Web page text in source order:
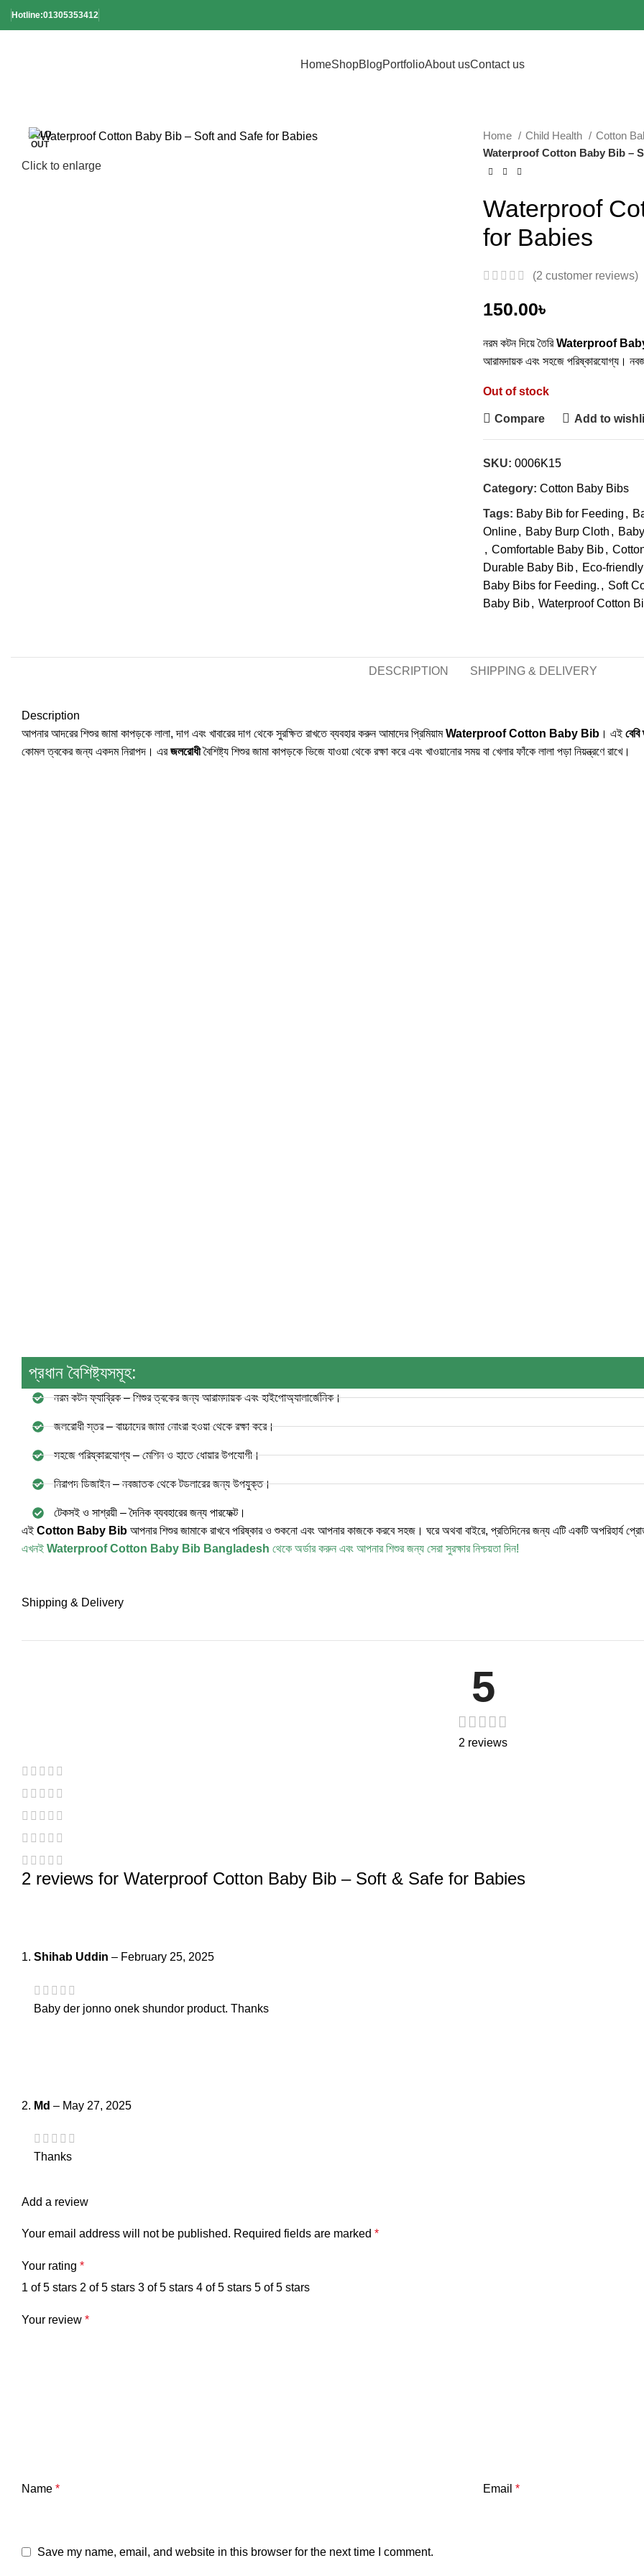
Hotline:01305353412
HomeShopBlogPortfolioAbout usContact us
SOLD
OUT
Click to enlarge
Home Child Health
Cotton
Waterproof Cotton Baby Bib –
Waterproof
for Babies
(2 customer reviews)
150.00৳
নরম কটন দিয়ে তৈরিWaterproof
আরামদায়ক এবং সহজে পরিষ্কারযোগ্য।
Out of stock
Compare Add to
SKU: 0006K15
Category: Cotton Baby Bibs
Tags: Baby Bib for Feeding ,
Online, Baby Burp Cloth ,
, Comfortable Baby Bib,
Durable Baby Bib, Eco-
Baby Bibs for Feeding. , Soft
Baby Bib, Waterproof Cotton
DESCRIPTION SHIPPING & DELIVERY
Description
আপনার আদরের শিশুর জামা কাপড়কে লালা, দাগ এবং খাবারের দাগ থেকে সুরক্ষিত রাখতে ব্যবহার করুন আমাদের প্রিমিয়ামWaterproof Cotton Baby Bib । এই
কোমল ত্বকের জন্য একদম নিরাপদ। এরজলরোধীবৈশিষ্ট্য শিশুর জামা কাপড়কে ভিজে যাওয়া থেকে রক্ষা করে এবং খাওয়ানোর সময় বা খেলার ফাঁকে লালা পড়া নিয়ন্ত্রণে রাখে।
প্রধান বৈশিষ্ট্যসমূহ:
নরম কটন ফ্যাব্রিক – শিশুর ত্বকের জন্য আরামদায়ক এবং হাইপোঅ্যালার্জেনিক।
জলরোধী স্তর – বাচ্চাদের জামা নোংরা হওয়া থেকে রক্ষা করে।
সহজে পরিষ্কারযোগ্য – মেশিন ও হাতে ধোয়ার উপযোগী।
নিরাপদ ডিজাইন – নবজাতক থেকে টডলারের জন্য উপযুক্ত।
টেকসই ও সাশ্রয়ী – দৈনিক ব্যবহারের জন্য পারফেক্ট।
এই Cotton Baby Bib আপনার শিশুর জামাকে রাখবে পরিষ্কার ও শুকনো এবং আপনার কাজকে করবে সহজ। ঘরে অথবা বাইরে, প্রতিদিনের জন্য এটি একটি অপরিহার্য
এখনই Waterproof Cotton Baby Bib Bangladesh থেকে অর্ডার করুন এবং আপনার শিশুর জন্য সেরা সুরক্ষার নিশ্চয়তা দিন!
Shipping & Delivery
5
2 reviews
2 reviews for Waterproof Cotton Baby Bib – Soft & Safe for Babies
Shihab Uddin – February 25, 2025
Baby der jonno onek shundor product. Thanks
Md – May 27, 2025
Thanks
Add a review
Your email address will not be published. Required fields are marked *
Your rating *
1 of 5 stars 2 of 5 stars 3 of 5 stars 4 of 5 stars 5 of 5 stars
Your review *
Name * Email *
Save my name, email, and website in this browser for the next time I comment.